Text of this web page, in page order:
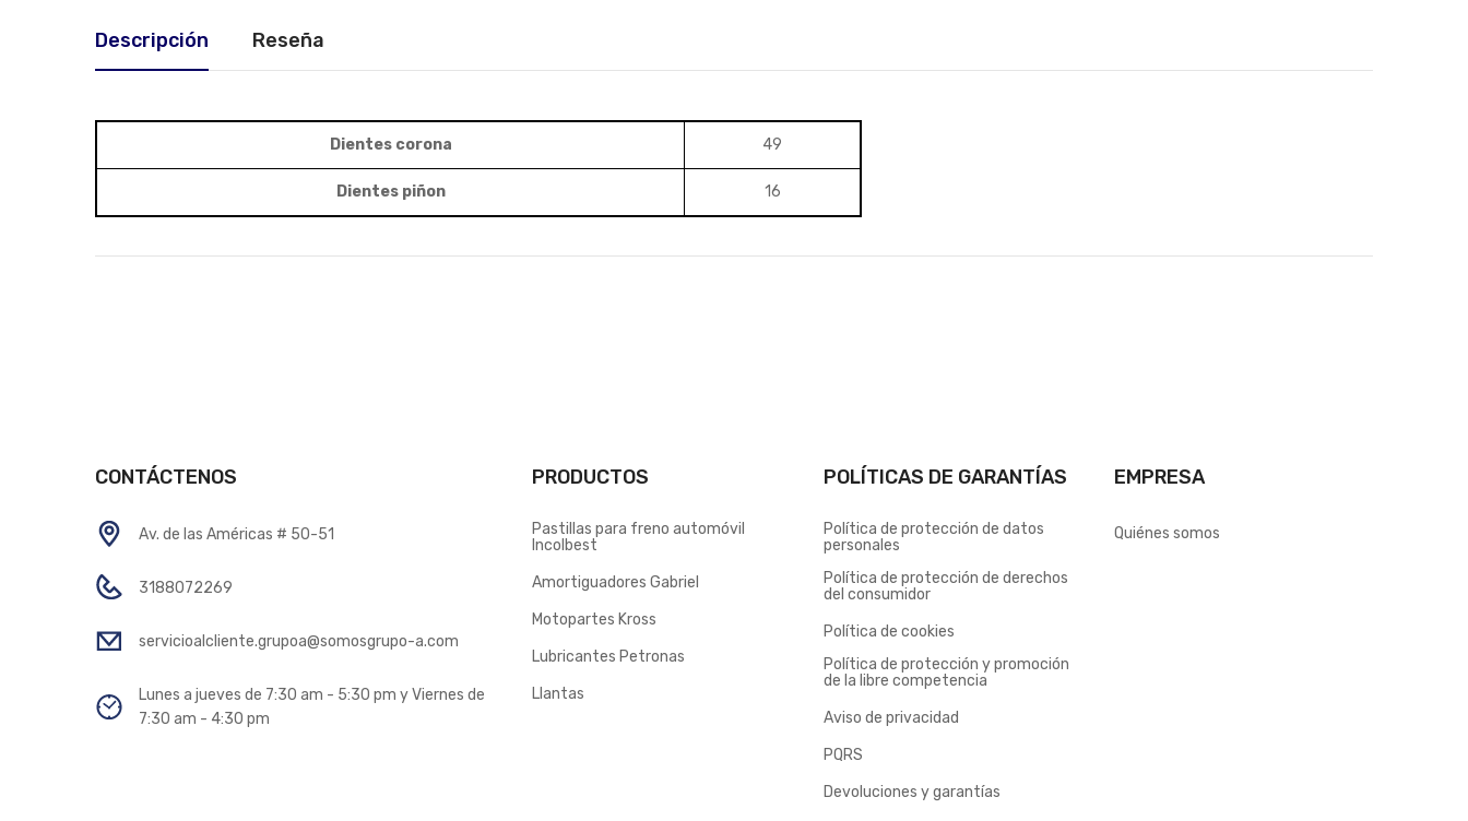
Descripción Reseña
Dientes corona 49
Dientes piñon 16
CONTÁCTENOS
Av. de las Américas # 50-51
3188072269
servicioalcliente.grupoa@somosgrupo-a.com
Lunes a jueves de 7:30 am - 5:30 pm y Viernes de
7:30 am - 4:30 pm
PRODUCTOS
Pastillas para freno automóvil
Incolbest
Amortiguadores Gabriel
Motopartes Kross
Lubricantes Petronas
Llantas
POLÍTICAS DE GARANTÍAS
Política de protección de datos
personales
Política de protección de derechos
del consumidor
Política de cookies
Política de protección y promoción
de la libre competencia
Aviso de privacidad
PQRS
Devoluciones y garantías
EMPRESA
Quiénes somos